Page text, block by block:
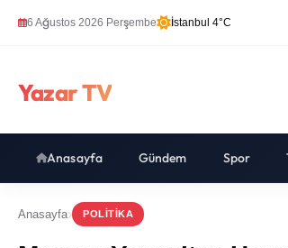
6 Ağustos 2026 Perşembe İstanbul 4°C
Yazar TV
Anasayfa Gündem Spor
Anasayfa POLITIKA